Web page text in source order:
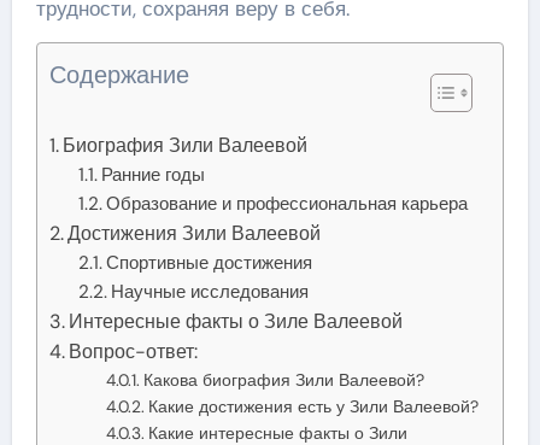
трудности, сохраняя веру в себя.
Содержание
Биография Зили Валеевой
Ранние годы
Образование и профессиональная карьера
Достижения Зили Валеевой
Спортивные достижения
Научные исследования
Интересные факты о Зиле Валеевой
Вопрос-ответ:
Какова биография Зили Валеевой?
Какие достижения есть у Зили Валеевой?
Какие интересные факты о Зили